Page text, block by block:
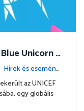
Unicorn p
Hírek és esemény
az UNICEF
egy globális